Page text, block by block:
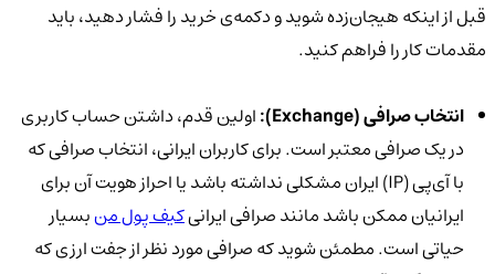
قبل از اینکه هیجان‌زده شوید و دکمه‌ی خرید را فشار دهید، باید
مقدمات کار را فراهم کنید.
انتخاب صرافی (Exchange):
اولین قدم، داشتن حساب کاربری
در یک صرافی معتبر است. برای کاربران ایرانی، انتخاب صرافی که
با آی‌پی (IP) ایران مشکلی نداشته باشد یا احراز هویت آن برای
ایرانیان ممکن باشد مانند صرافی ایرانیکیف پول منبسیار
حیاتی است. مطمئن شوید که صرافی مورد نظر از جفت ارزی که